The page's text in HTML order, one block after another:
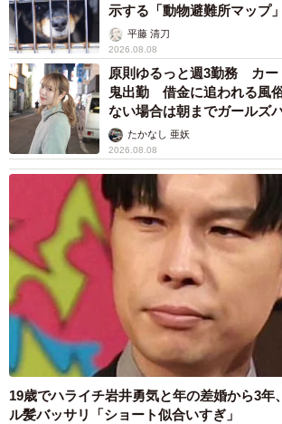
示する「動物避難所マップ
平藤 清刀
2026.08.08
原則ゆるっと週3勤務 カー
鬼出勤 借金に追われる風
ない場合は朝までガールズ
ストに取材】
たかなし 亜妖
2026.08.08
19歳でハライチ岩井勇気と年の差婚から3年
ル髪バッサリ「ショート似合いすぎ」